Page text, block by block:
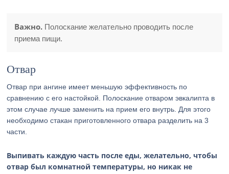
Важно. Полоскание желательно проводить после
приема пищи.
Отвар
Отвар при ангине имеет меньшую эффективность по
сравнению с его настойкой. Полоскание отваром эвкалипта в
этом случае лучше заменить на прием его внутрь. Для этого
необходимо стакан приготовленного отвара разделить на 3
части.
Выпивать каждую часть после еды, желательно, чтобы
отвар был комнатной температуры, но никак не